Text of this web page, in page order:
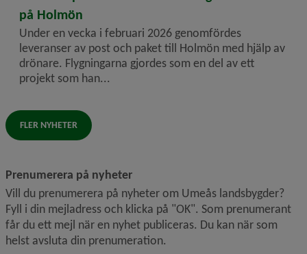
på Holmön
Under en vecka i februari 2026 genomfördes
leveranser av post och paket till Holmön med hjälp av
drönare. Flygningarna gjordes som en del av ett
projekt som han...
FLER NYHETER
Prenumerera på nyheter
Vill du prenumerera på nyheter om Umeås landsbygder?
Fyll i din mejladress och klicka på "OK". Som prenumerant
får du ett mejl när en nyhet publiceras. Du kan när som
helst avsluta din prenumeration.